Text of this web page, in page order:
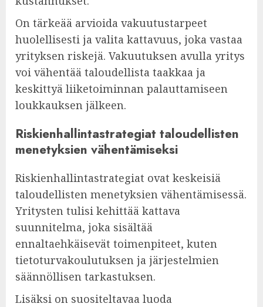
On tärkeää arvioida vakuutustarpeet
huolellisesti ja valita kattavuus, joka vastaa
yrityksen riskejä. Vakuutuksen avulla yritys
voi vähentää taloudellista taakkaa ja
keskittyä liiketoiminnan palauttamiseen
loukkauksen jälkeen.
Riskienhallintastrategiat taloudellisten
menetyksien vähentämiseksi
Riskienhallintastrategiat ovat keskeisiä
taloudellisten menetyksien vähentämisessä.
Yritysten tulisi kehittää kattava
suunnitelma, joka sisältää
ennaltaehkäisevät toimenpiteet, kuten
tietoturvakoulutuksen ja järjestelmien
säännöllisen tarkastuksen.
Lisäksi on suositeltavaa luoda